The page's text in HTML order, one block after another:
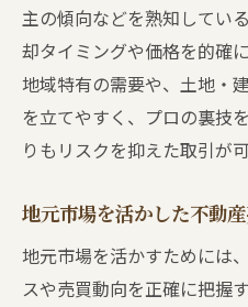
主の傾向などを熟知してい
却タイミングや価格を的確
地域特有の需要や、土地・
を立てやすく、プロの裏技
りもリスクを抑えた取引が可
地元市場を活かした不動
地元市場を活かすためには
スや売買動向を正確に把握